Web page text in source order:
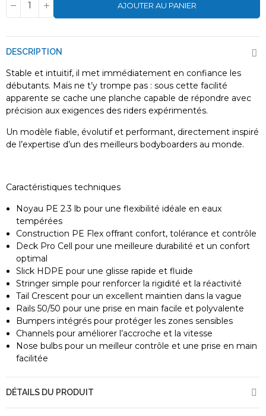
AJOUTER AU PANIER
DESCRIPTION
Stable et intuitif, il met immédiatement en confiance les
débutants. Mais ne t’y trompe pas : sous cette facilité
apparente se cache une planche capable de répondre avec
précision aux exigences des riders expérimentés.
Un modèle fiable, évolutif et performant, directement inspiré
de l’expertise d’un des meilleurs bodyboarders au monde.
Caractéristiques techniques
Noyau PE 2.3 lb pour une flexibilité idéale en eaux
tempérées
Construction PE Flex offrant confort, tolérance et contrôle
Deck Pro Cell pour une meilleure durabilité et un confort
optimal
Slick HDPE pour une glisse rapide et fluide
Stringer simple pour renforcer la rigidité et la réactivité
Tail Crescent pour un excellent maintien dans la vague
Rails 50/50 pour une prise en main facile et polyvalente
Bumpers intégrés pour protéger les zones sensibles
Channels pour améliorer l’accroche et la vitesse
Nose bulbs pour un meilleur contrôle et une prise en main
facilitée
DÉTAILS DU PRODUIT